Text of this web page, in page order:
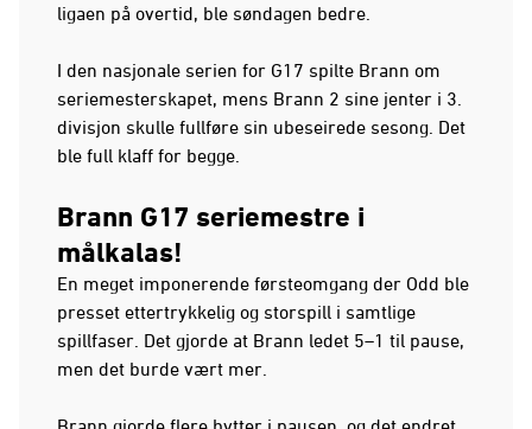
ligaen på overtid, ble søndagen bedre.
I den nasjonale serien for G17 spilte Brann om
seriemesterskapet, mens Brann 2 sine jenter i 3.
divisjon skulle fullføre sin ubeseirede sesong. Det
ble full klaff for begge.
Brann G17 seriemestre i
målkalas!
En meget imponerende førsteomgang der Odd ble
presset ettertrykkelig og storspill i samtlige
spillfaser. Det gjorde at Brann ledet 5–1 til pause,
men det burde vært mer.